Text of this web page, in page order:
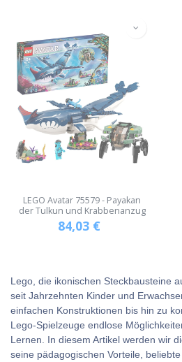
LEGO Avatar 75579 - Payakan
der Tulkun und Krabbenanzug
84,03 €
Lego, die ikonischen Steckbausteine
seit Jahrzehnten Kinder und
einfachen Konstruktionen bis hin zu
Lego-Spielzeuge endlose
Lernen. In diesem Artikel werden wir
seine pädagogischen Vorteile,